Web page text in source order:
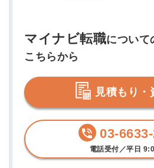
マイナビ転職について
こちらから
見積もり・
03-
電話受付／平日